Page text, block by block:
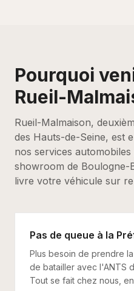
Pourquoi
Rueil-
Rueil-Malmaison,
des Hauts-de-Seine, est
nos services
showroom de
livre votre véhicule sur
Pas de queue à la
Plus besoin de prendre
de batailler avec l'ANTS
Tout se fait chez nous,